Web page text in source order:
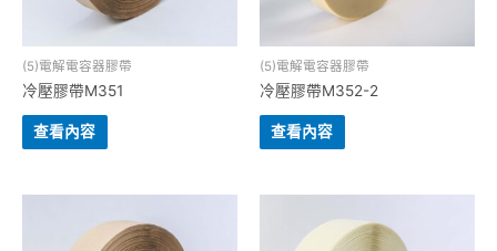
(5)電解電容器膠帶
冷壓膠帶M351
查看內容
(5)電解電容器膠帶
冷壓膠帶M352-2
查看內容